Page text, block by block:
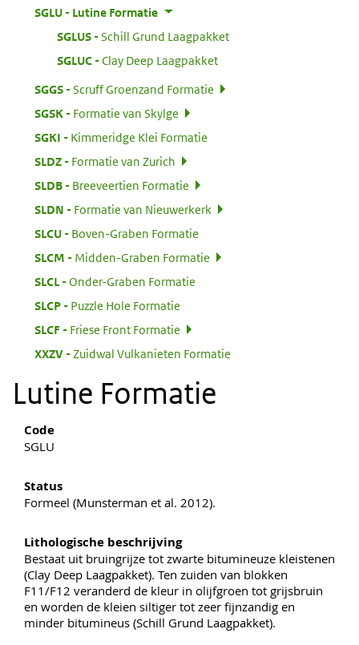
SGLU:
Lutine Formatie
SGLUS:
Schill Grund Laagpakket
SGLUC:
Clay Deep Laagpakket
SGGS:
Scruff Groenzand Formatie
SGSK:
Formatie van Skylge
SGKI
Kimmeridge Klei Formatie
SLDZ:
Formatie van Zurich
SLDB:
Breeveertien Formatie
SLDN
Formatie van Nieuwerkerk
SLCU:
Boven-Graben Formatie
SLCM
Midden-Graben Formatie
SLCL
Onder-Graben Formatie
SLCP:
Puzzle Hole Formatie
SLCF
Friese Front Formatie
XXZV: Zuidwal Vulkanieten Formatie
Lutine Formatie
Code
SGLU
Status
Formeel (Munsterman et al. 2012).
Lithologische beschrijving
Bestaat uit bruingrijze tot zwarte bitumineuze kleistenen
(Clay Deep Laagpakket). Ten zuiden van blokken
F11/F12 veranderd de kleur in olijfgroen tot grijsbruin
en worden de kleien siltiger tot zeer fijnzandig en
minder bitumineus (Schill Grund Laagpakket).